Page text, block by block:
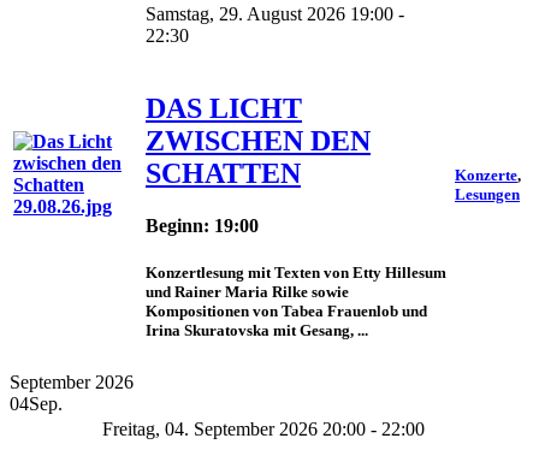
Samstag, 29. August 2026 19:00 -
22:30
DAS LICHT
ZWISCHEN DEN
SCHATTEN
Beginn: 19:00
Konzertlesung mit Texten von Etty Hillesum
und Rainer Maria Rilke sowie
Kompositionen von Tabea Frauenlob und
Irina Skuratovska mit Gesang, ...
Konzerte,
Lesungen
September 2026
04Sep.
Freitag, 04. September 2026 20:00 - 22:00